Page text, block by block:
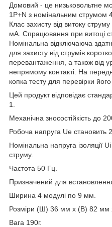
Домовий - це низьковольтне
1P+N з номінальним струмом
Клас захисту від витоку
мА. Спрацювання при витоці
Номінальна відключаюча
для захисту від струмів
перевантаження, а також від
непрямому контакті. На
копка тесту для перевірки
Цей продукт відповідає
1.
Механічна зносостійкість до
Робоча напруга Ue становить
Номінальна напруга ізоляції
струму.
Частота 50 Гц.
Призначений для
Ширина 4 модулі по 9 мм.
Розміри (Ш) 36 мм x (В) 82 мм
Вага 190г.